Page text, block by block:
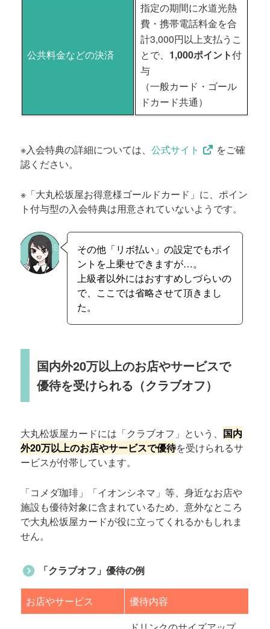
公共料金などの決済
指定の期間に水道光熱
費・携帯電話料金を合
計3,000円以上支払うこ
とで、 1,000ポイント付
与
（一般カード・ゴール
ドカード共通）
※入会特典の詳細については、公式サイト
をご確
認ください。
※「大丸松坂屋お得意様ゴールドカード」に、ポイン
ト付与型の入会特典は用意されていないようです。
その他「リボ払い」の設定でもポイ
ントを上乗せできますが…。
上級者以外にはおすすめしづらいの
で、ここでは省略させて頂きまし
た。
国内外20万以上のお店やサービスで
優待を受けられる（クラブオフ）
大丸松坂屋カードには「クラブオフ」という、 国内
外20万以上のお店やサービスで優待を受けられるサ
ービスが付帯しています。
「コメダ珈琲」「イオンシネマ」等、身近なお店や
施設も優待対象に含まれているため、意外なところ
で大丸松坂屋カードが役に立ってくれるかもしれま
せん。
「クラブオフ」優待の例
お店やサービス
優待内容